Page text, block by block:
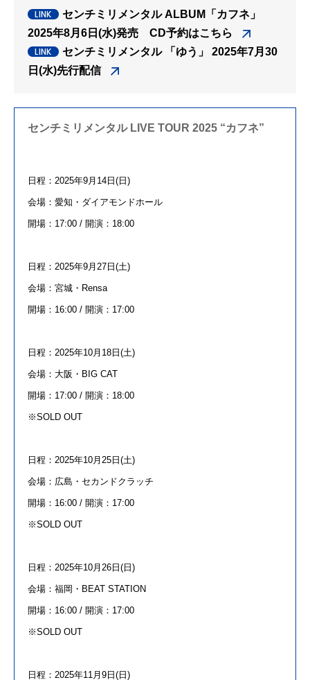
センチミリメンタル ALBUM「カフネ」
2025年8月6日(水)発売 CD予約はこちら
センチミリメンタル 「ゆう」 2025年7月30
日(水)先行配信
センチミリメンタル LIVE TOUR 2025 “カフネ”
日程： 2025年9 月 14 日 ( 日 )
会場：愛知・ダイアモンドホール
開場： 17:00 / 開演： 18:00
日程： 2025年9 月 27 日 (土)
会場：宮城・ Rensa
開場： 16:00 / 開演： 17:00
日程： 2025年10 月 18 日 (土)
会場：大阪・ BIG CAT
開場： 17:00 / 開演： 18:00
※SOLD OUT
日程： 2025年10 月 25 日 (土)
会場：広島・セカンドクラッチ
開場： 16:00 / 開演： 17:00
※SOLD OUT
日程： 2025年10 月 26 日 ( 日 )
会場：福岡・ BEAT STATION
開場： 16:00 / 開演： 17:00
※SOLD OUT
日程： 2025年11 月 9 日 ( 日 )